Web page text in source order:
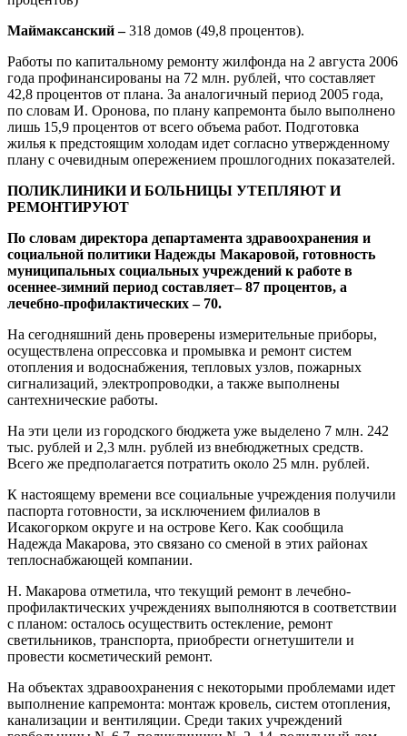
Маймаксанский –318 домов (49,8 процентов).
Работы по капитальному ремонту жилфонда на 2 августа 2006
года профинансированы на 72 млн. рублей, что составляет
42,8 процентов от плана. За аналогичный период 2005 года,
по словам И. Оронова, по плану капремонта было выполнено
лишь 15,9 процентов от всего объема работ. Подготовка
жилья к предстоящим холодам идет согласно утвержденному
плану с очевидным опережением прошлогодних показателей.
ПОЛИКЛИНИКИ И БОЛЬНИЦЫ УТЕПЛЯЮТ И
РЕМОНТИРУЮТ
По словам директора департамента здравоохранения и
социальной политики Надежды Макаровой, готовность
муниципальных социальных учреждений к работе в
осеннее-зимний период составляет– 87 процентов, а
лечебно-профилактических – 70.
На сегодняшний день проверены измерительные приборы,
осуществлена опрессовка и промывка и ремонт систем
отопления и водоснабжения, тепловых узлов, пожарных
сигнализаций, электропроводки, а также выполнены
сантехнические работы.
На эти цели из городского бюджета уже выделено 7 млн. 242
тыс. рублей и 2,3 млн. рублей из внебюджетных средств.
Всего же предполагается потратить около 25 млн. рублей.
К настоящему времени все социальные учреждения получили
паспорта готовности, за исключением филиалов в
Исакогорком округе и на острове Кего. Как сообщила
Надежда Макарова, это связано со сменой в этих районах
теплоснабжающей компании.
Н. Макарова отметила, что текущий ремонт в лечебно-
профилактических учреждениях выполняются в соответствии
с планом: осталось осуществить остекление, ремонт
светильников, транспорта, приобрести огнетушители и
провести косметический ремонт.
На объектах здравоохранения с некоторыми проблемами идет
выполнение капремонта: монтаж кровель, систем отопления,
канализации и вентиляции. Среди таких учреждений